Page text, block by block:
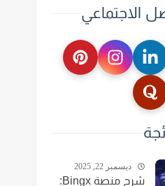
الاجتماعي
ديسمبر 22, 2025
شرح منصة Bingx: